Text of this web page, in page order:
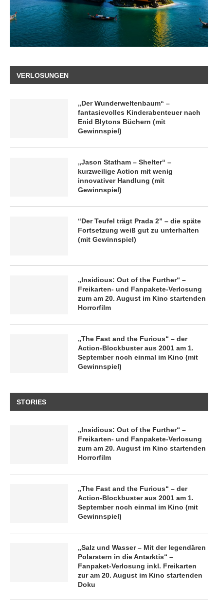
VERLOSUNGEN
„Der Wunderweltenbaum“ –
fantasievolles Kinderabenteuer nach
Enid Blytons Büchern (mit
Gewinnspiel)
„Jason Statham – Shelter“ –
kurzweilige Action mit wenig
innovativer Handlung (mit
Gewinnspiel)
“Der Teufel trägt Prada 2” – die späte
Fortsetzung weiß gut zu unterhalten
(mit Gewinnspiel)
„Insidious: Out of the Further“ –
Freikarten- und Fanpakete-Verlosung
zum am 20. August im Kino startenden
Horrorfilm
„The Fast and the Furious“ – der
Action-Blockbuster aus 2001 am 1.
September noch einmal im Kino (mit
Gewinnspiel)
STORIES
„Insidious: Out of the Further“ –
Freikarten- und Fanpakete-Verlosung
zum am 20. August im Kino startenden
Horrorfilm
„The Fast and the Furious“ – der
Action-Blockbuster aus 2001 am 1.
September noch einmal im Kino (mit
Gewinnspiel)
„Salz und Wasser – Mit der legendären
Polarstern in die Antarktis“ –
Fanpaket-Verlosung inkl. Freikarten
zur am 20. August im Kino startenden
Doku